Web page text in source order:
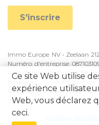
S'inscrire
Immo Europe NV • Zeelaan
Numéro d'entreprise
immobilier agréé avec BIV-
Belgique • Autorité de
Vastgoedmakelaars,
d'éthique BIV • KB à partir du
Ce site Web utilise
expérience
Web, vous déclarez
ceci.